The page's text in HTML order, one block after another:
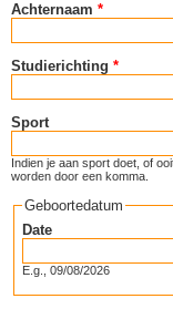
Achternaam *
Studierichting *
Sport
Indien je aan sport doet, of
worden door een komma.
Geboortedatum
Date
E.g., 09/08/2026